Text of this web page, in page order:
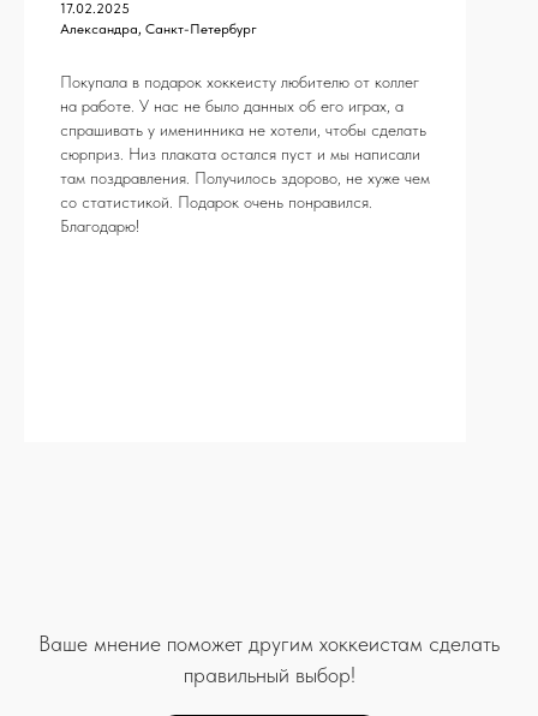
17.02.2025
Александра, Санкт-Петербург
Покупала в подарок хоккеисту любителю от коллег
на работе. У нас не было данных об его играх, а
спрашивать у именинника не хотели, чтобы сделать
сюрприз. Низ плаката остался пуст и мы написали
там поздравления. Получилось здорово, не хуже чем
со статистикой. Подарок очень понравился.
Благодарю!
Ваше мнение поможет другим хоккеистам сделать
правильный выбор!